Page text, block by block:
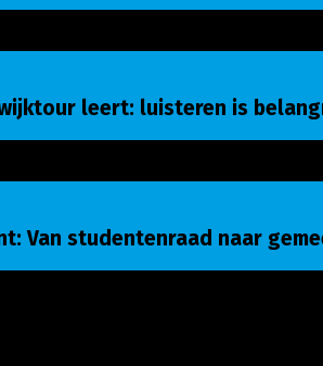
leert: luisteren is
leert: luisteren is belangrijk
Van studentenraad naar
Van studentenraad naar